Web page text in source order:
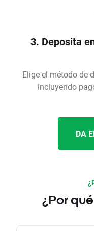
3. Deposita
Elige el método de
incluyendo
DA
¿Por